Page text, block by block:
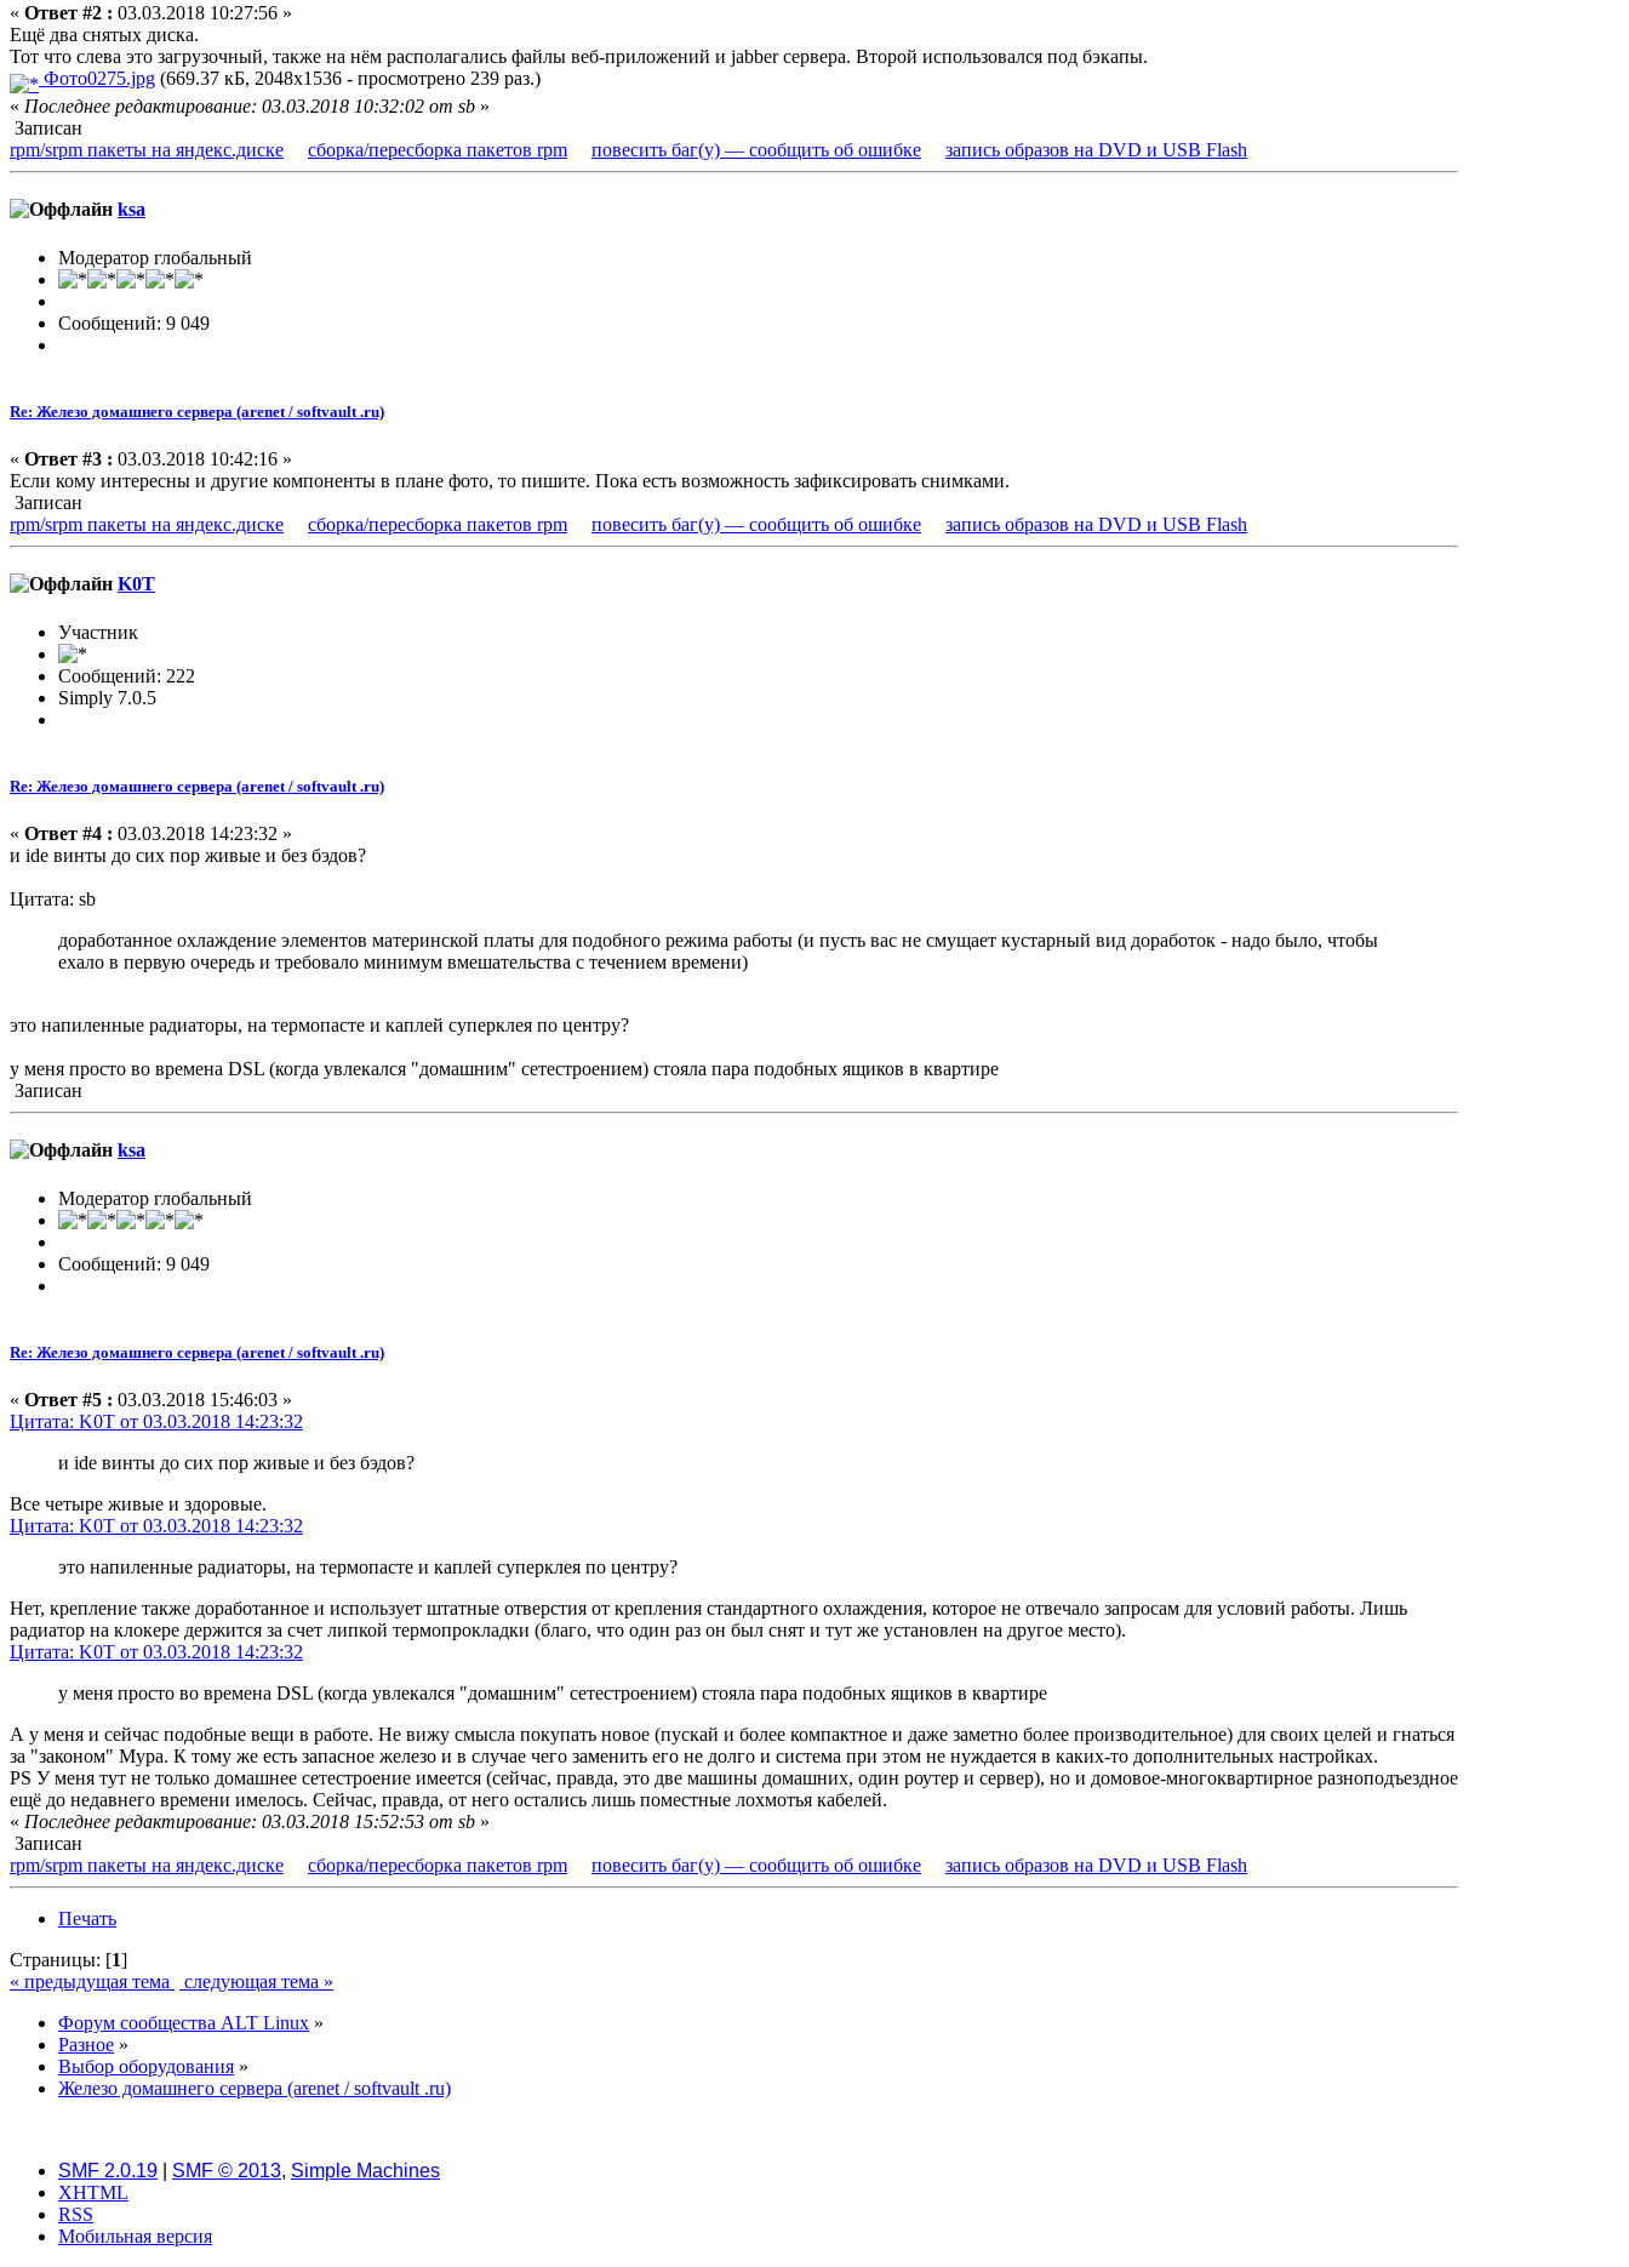
« Ответ #2 : 03.03.2018 10:27:56 »
Ещё два снятых диска.
Тот что слева это загрузочный, также на нём располагались файлы веб-приложений и jabber сервера. Второй использовался под бэкапы.
Фото0275.jpg (669.37 кБ, 2048x1536 - просмотрено 239 раз.)
« Последнее редактирование: 03.03.2018 10:32:02 от sb »
Записан
rpm/srpm пакеты на яндекс.диске
сборка/пересборка пакетов rpm повесить баг(у) — сообщить об ошибке запись образов на DVD и USB Flash
ksa
Модератор глобальный
Сообщений: 9 049
Re: Железо домашнего сервера (arenet / softvault .ru)
« Ответ #3 : 03.03.2018 10:42:16 »
Если кому интересны и другие компоненты в плане фото, то пишите. Пока есть возможность зафиксировать снимками.
Записан
rpm/srpm пакеты на яндекс.диске
сборка/пересборка пакетов rpm повесить баг(у) — сообщить об ошибке запись образов на DVD и USB Flash
K0T
Участник
Сообщений: 222
Simply 7.0.5
Re: Железо домашнего сервера (arenet / softvault .ru)
« Ответ #4 : 03.03.2018 14:23:32 »
и ide винты до сих пор живые и без бэдов?
Цитата: sb
доработанное охлаждение элементов материнской платы для подобного режима работы (и пусть вас не смущает кустарный вид доработок - надо было, чтобы
ехало в первую очередь и требовало минимум вмешательства с течением времени)
это напиленные радиаторы, на термопасте и каплей суперклея по центру?
у меня просто во времена DSL (когда увлекался "домашним" сетестроением) стояла пара подобных ящиков в квартире
Записан
ksa
Модератор глобальный
Сообщений: 9 049
Re: Железо домашнего сервера (arenet / softvault .ru)
« Ответ #5 : 03.03.2018 15:46:03 »
Цитата: K0T от 03.03.2018 14:23:32
и ide винты до сих пор живые и без бэдов?
Все четыре живые и здоровые.
Цитата: K0T от 03.03.2018 14:23:32
это напиленные радиаторы, на термопасте и каплей суперклея по центру?
Нет, крепление также доработанное и использует штатные отверстия от крепления стандартного охлаждения, которое не отвечало запросам для условий работы. Лишь
радиатор на клокере держится за счет липкой термопрокладки (благо, что один раз он был снят и тут же установлен на другое место).
Цитата: K0T от 03.03.2018 14:23:32
у меня просто во времена DSL (когда увлекался "домашним" сетестроением) стояла пара подобных ящиков в квартире
А у меня и сейчас подобные вещи в работе. Не вижу смысла покупать новое (пускай и более компактное и даже заметно более производительное) для своих целей и гнаться
за "законом" Мура. К тому же есть запасное железо и в случае чего заменить его не долго и система при этом не нуждается в каких-то дополнительных настройках.
PS У меня тут не только домашнее сетестроение имеется (сейчас, правда, это две машины домашних, один роутер и сервер), но и домовое-многоквартирное разноподъездное
ещё до недавнего времени имелось. Сейчас, правда, от него остались лишь поместные лохмотья кабелей.
« Последнее редактирование: 03.03.2018 15:52:53 от sb »
Записан
rpm/srpm пакеты на яндекс.диске
сборка/пересборка пакетов rpm повесить баг(у) — сообщить об ошибке запись образов на DVD и USB Flash
Печать
Страницы: [1]
« предыдущая тема
следующая тема »
Форум сообщества ALT Linux »
Разное »
Выбор оборудования »
Железо домашнего сервера (arenet / softvault .ru)
SMF 2.0.19 SMF © 2013, Simple Machines
XHTML
RSS
Мобильная версия